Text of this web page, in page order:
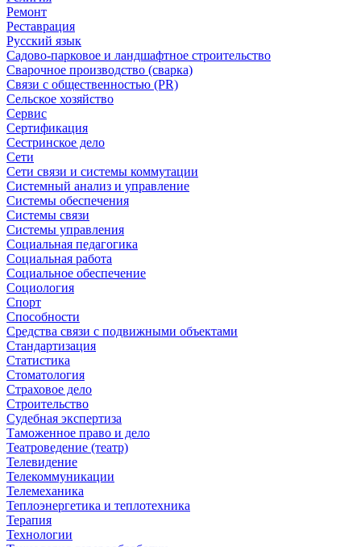
Ремонт
Реставрация
Русский язык
Садово-парковое и ландшафтное строительство
Сварочное производство (сварка)
Связи с общественностью (PR)
Сельское хозяйство
Сервис
Сертификация
Сестринское дело
Сети
Сети связи и системы коммутации
Системный анализ и управление
Системы обеспечения
Системы связи
Системы управления
Социальная педагогика
Социальная работа
Социальное обеспечение
Социология
Спорт
Способности
Средства связи с подвижными объектами
Стандартизация
Статистика
Стоматология
Страховое дело
Строительство
Судебная экспертиза
Таможенное право и дело
Театроведение (театр)
Телевидение
Телекоммуникации
Телемеханика
Теплоэнергетика и теплотехника
Терапия
Технологии